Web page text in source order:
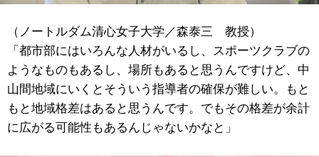
（ノートルダム清心女子大学／森泰三 教授）
「都市部にはいろんな人材がいるし、スポーツクラブの
ようなものもあるし、場所もあると思うんですけど、中
山間地域にいくとそういう指導者の確保が難しい。もと
もと地域格差はあると思うんです。でもその格差が余計
に広がる可能性もあるんじゃないかなと」